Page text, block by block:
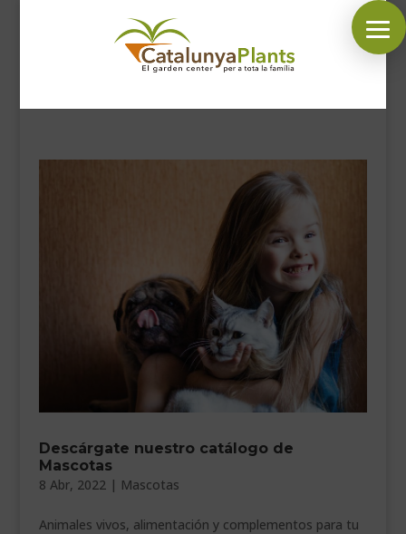
SÍGUENOS EN:
HORARIO GARDEN
VEURE EN CATALÀ
Descárgate nuestro catálogo de
Mascotas
8 Abr, 2022| Mascotas
Animales vivos, alimentación y complementos para tu